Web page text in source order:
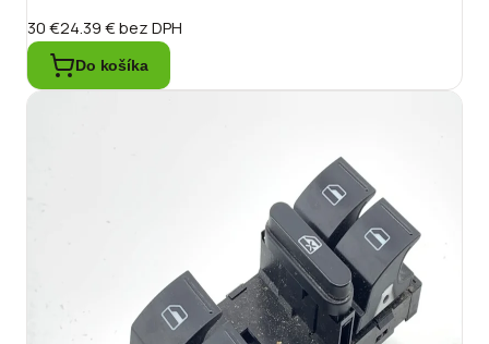
30 €24.39 €bez DPH
Do košíka